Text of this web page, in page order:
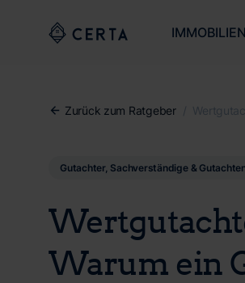
Zurück zum Ratgeber /
Gutachter, Sachverständige &
Warum ein